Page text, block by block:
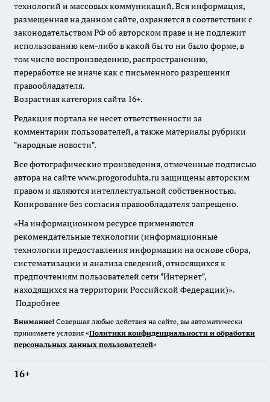
технологий и массовых коммуникаций. Вся информация,
размещенная на данном сайте, охраняется в соответствии с
законодательством РФ об авторском праве и не подлежит
использованию кем-либо в какой бы то ни было форме, в
том числе воспроизведению, распространению,
переработке не иначе как с письменного разрешения
правообладателя.
Возрастная категория сайта 16+.
Редакция портала не несет ответственности за
комментарии пользователей, а также материалы рубрики
"народные новости".
Все фотографические произведения, отмеченные подписью
автора на сайте www.progoroduhta.ru защищены авторским
правом и являются интеллектуальной собственностью.
Копирование без согласия правообладателя запрещено.
«На информационном ресурсе применяются
рекомендательные технологии (информационные
технологии предоставления информации на основе сбора,
систематизации и анализа сведений, относящихся к
предпочтениям пользователей сети "Интернет",
находящихся на территории Российской Федерации)».
Подробнее
Внимание! Совершая любые действия на сайте, вы автоматически
принимаете условия «Политики конфиденциальности и обработки
персональных данных пользователей»
16+